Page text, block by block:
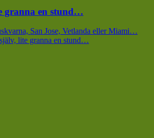
granna en stund…
San Jose, Vetlanda eller Miami…
lite granna en stund…